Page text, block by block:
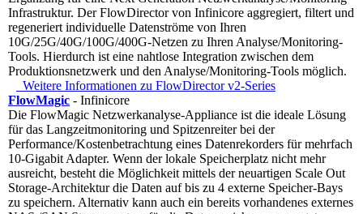
Infrastruktur. Der FlowDirector von Infinicore aggregiert, filtert und
regeneriert individuelle Datenströme von Ihren
10G/25G/40G/100G/400G-Netzen zu Ihren Analyse/Monitoring-
Tools. Hierdurch ist eine nahtlose Integration zwischen dem
Produktionsnetzwerk und den Analyse/Monitoring-Tools möglich.
Weitere Informationen zu FlowDirector v2-Series
FlowMagic - Infinicore
Die FlowMagic Netzwerkanalyse-Appliance ist die ideale Lösung
für das Langzeitmonitoring und Spitzenreiter bei der
Performance/Kostenbetrachtung eines Datenrekorders für mehrfach
10-Gigabit Adapter. Wenn der lokale Speicherplatz nicht mehr
ausreicht, besteht die Möglichkeit mittels der neuartigen Scale Out
Storage-Architektur die Daten auf bis zu 4 externe Speicher-Bays
zu speichern. Alternativ kann auch ein bereits vorhandenes externes